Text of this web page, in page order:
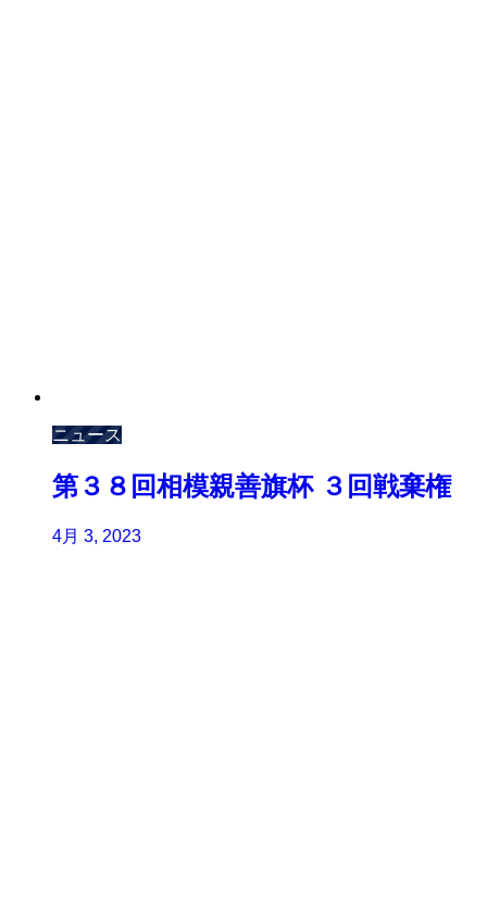
ニュース
第３８回相模親善旗杯 ３回戦棄権
4月 3, 2023